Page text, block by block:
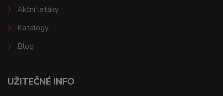
Akční letáky
Katalogy
Blog
UŽITEČNÉ INFO